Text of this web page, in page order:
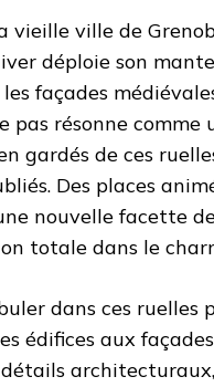
vieille ville de
déploie son
façades
résonne comme
gardés de ces
Des places
nouvelle facette
totale dans le
dans ces ruelles
édifices aux